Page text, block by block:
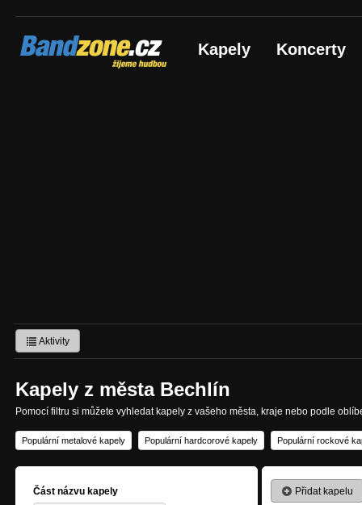
Bandzone.cz
žijeme hudbou Kapely Koncerty
Aktivity
Kapely z města Bechlín
Pomocí filtru si můžete vyhledat kapely z vašeho města, kraje nebo podle
Populární metalové kapely Populární hardcorové kapely Populární rockové
Část názvu kapely Přidat kapelu